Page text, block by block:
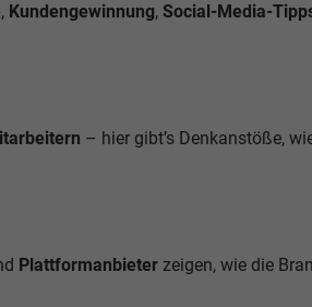
, Kundengewinnung, Social-Media-
– hier gibt’s Denkanstöße,
Plattformanbieter zeigen, wie die